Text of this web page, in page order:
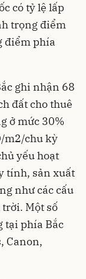
có tỷ lệ lấp
trọng điểm
điểm phía
ghi nhận 68
đất cho thuê
ở mức 30%
m2/chu kỳ
yếu hoạt
tính, sản xuất
như các cấu
Một số
tại phía Bắc
Canon,